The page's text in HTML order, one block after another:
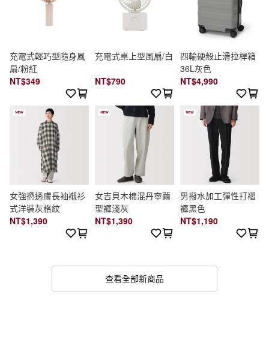
充電式輕巧型隨身風
扇/粉紅
NT$349
充電式桌上型風扇/白
NT$790
四輪硬殼止滑拉桿箱
36L灰色
NT$4,990
女強撚透膚長袖襯衫
式洋裝灰格紋
NT$1,390
女吉貝木棉混丹寧繭
型褲淺灰
NT$1,390
男撥水加工彈性打褶
褲黑色
NT$1,190
查看全部新商品